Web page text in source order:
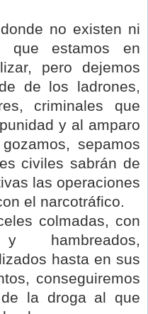
no existen ni
que estamos en
pero dejemos
de los ladrones,
criminales que
y al amparo
sepamos
civiles sabrán de
las operaciones
el narcotráfico.
colmadas, con
hambreados,
hasta en sus
conseguiremos
la droga al que